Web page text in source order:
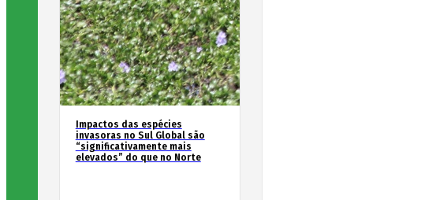
Impactos das espécies
invasoras no Sul Global são
“significativamente mais
elevados” do que no Norte